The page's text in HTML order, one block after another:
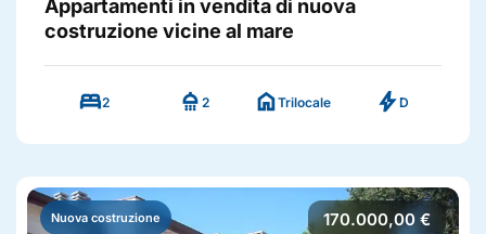
Appartamenti in vendita di nuova
costruzione vicine al mare
bed2 shower 2 homeTrilocale boltD
Nuova costruzione 170.000,00 €